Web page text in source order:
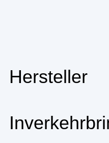
Hersteller